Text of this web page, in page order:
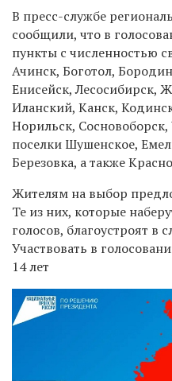
В пресс-службе
сообщили, что в
пункты с численностью
Ачинск, Боготол,
Енисейск, Лесосибирск,
Иланский, Канск,
Норильск,
поселки Шушенское,
Березовка, а также
Жителям на выбор
Те из них, которые
голосов, благоустроят в
Участвовать в
14 лет